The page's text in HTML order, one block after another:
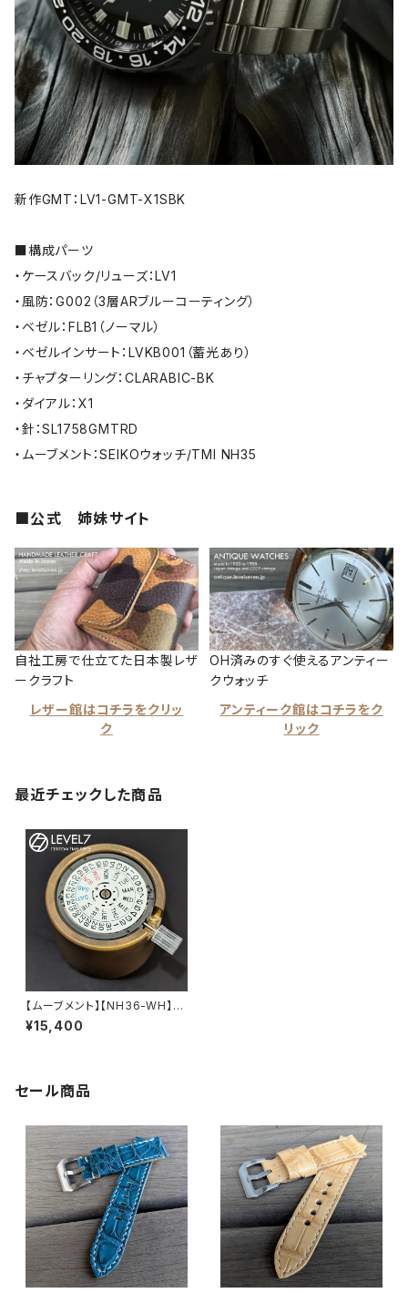
新作GMT：LV1-GMT-X1SBK
■構成パーツ
・ケースバック/リューズ：LV1
・風防：G002（3層ARブルーコーティング）
・ベゼル：FLB1（ノーマル）
・ベゼルインサート：LVKB001（蓄光あり）
・チャプターリング：CLARABIC-BK
・ダイアル：X1
・針：SL1758GMTRD
・ムーブメント：SEIKOウォッチ/TMI NH35
■公式 姉妹サイト
自社工房で仕立てた日本製レザ
ークラフト
レザー館はコチラをクリッ
ク
OH済みのすぐ使えるアンティー
クウォッチ
アンティーク館はコチラをク
リック
最近チェックした商品
【ムーブメント】【NH36-WH】カ
レンダー背景ホワイト 英語/ス
ペイン語表記 SEIKOグループT
可）
¥15,400
セール商品